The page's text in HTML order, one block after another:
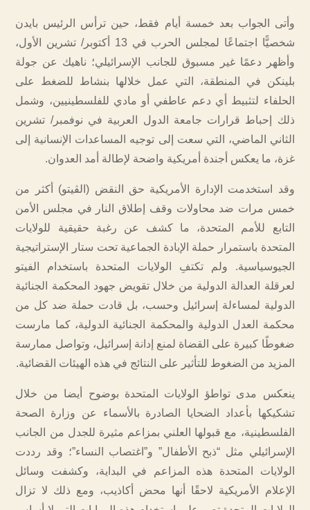
وأتى الجواب بعد خمسة أيام فقط، حين ترأس الرئيس بايدن
شخصيًّا اجتماعًا لمجلس الحرب في 13 أكتوبر/ تشرين الأول،
وأظهر دعمًا غير مسبوق للجانب الإسرائيلي؛ ناهيك عن جولة
بلينكن في المنطقة، التي عمل خلالها بنشاط للضغط على
الحلفاء لتثبيط أي دعم عاطفي أو مادي للفلسطينيين، وشمل
ذلك إحباط قرارات جامعة الدول العربية في نوفمبر/ تشرين
الثاني الماضي، التي سعت إلى توجيه المساعدات الإنسانية إلى
غزة، ما يعكس أجندة أمريكية واضحة لإطالة أمد العدوان.
وقد استخدمت الإدارة الأمريكية حق النقض (الڤيتو) أكثر من
خمس مرات ضد محاولات وقف إطلاق النار في مجلس الأمن
التابع للأمم المتحدة، ما كشف عن رغبة حقيقية للولايات
المتحدة باستمرار حملة الإبادة الجماعية تحت ستار الإستراتيجية
الجيوسياسية. ولم تكتفِ الولايات المتحدة باستخدام الفيتو
لعرقلة العدالة الدولية من خلال تقويض جهود المحكمة الجنائية
الدولية لمساءلة إسرائيل وحسب، بل قادت حملة ضد كل من
محكمة العدل الدولية والمحكمة الجنائية الدولية، كما مارست
ضغوطًا كبيرة على القضاة لمنع إدانة إسرائيل، وتواصل ممارسة
المزيد من الضغوط للتأثير على النتائج في هذه الهيئات القضائية.
ينعكس مدى تواطؤ الولايات المتحدة بوضوح أيضا من خلال
تشكيكها بأعداد الضحايا الصادرة بالأسماء عن وزارة الصحة
الفلسطينية، مع قبولها العلني بمزاعم مثيرة للجدل من الجانب
الإسرائيلي مثل “ذبح الأطفال” و”اغتصاب النساء”؛ وقد رددت
الولايات المتحدة هذه المزاعم في البداية، وكشفت وسائل
الإعلام الأمريكية لاحقًا أنها محض أكاذيب، ومع ذلك لا تزال